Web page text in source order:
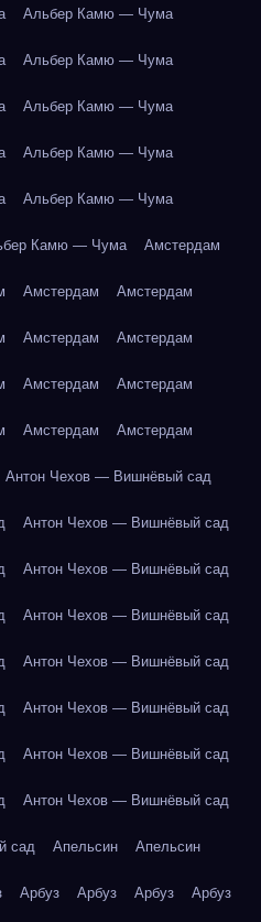
Альбер Камю — Чума
Альбер Камю — Чума
Альбер Камю — Чума
Альбер Камю — Чума
Альбер Камю — Чума
Камю — Чума Амстердам
Амстердам Амстердам
Амстердам Амстердам
Амстердам Амстердам
Амстердам Амстердам
Антон Чехов — Вишнёвый сад
Антон Чехов — Вишнёвый сад
Антон Чехов — Вишнёвый сад
Антон Чехов — Вишнёвый сад
Антон Чехов — Вишнёвый сад
Антон Чехов — Вишнёвый сад
Антон Чехов — Вишнёвый сад
Антон Чехов — Вишнёвый сад
сад Апельсин Апельсин
Арбуз Арбуз Арбуз Арбуз